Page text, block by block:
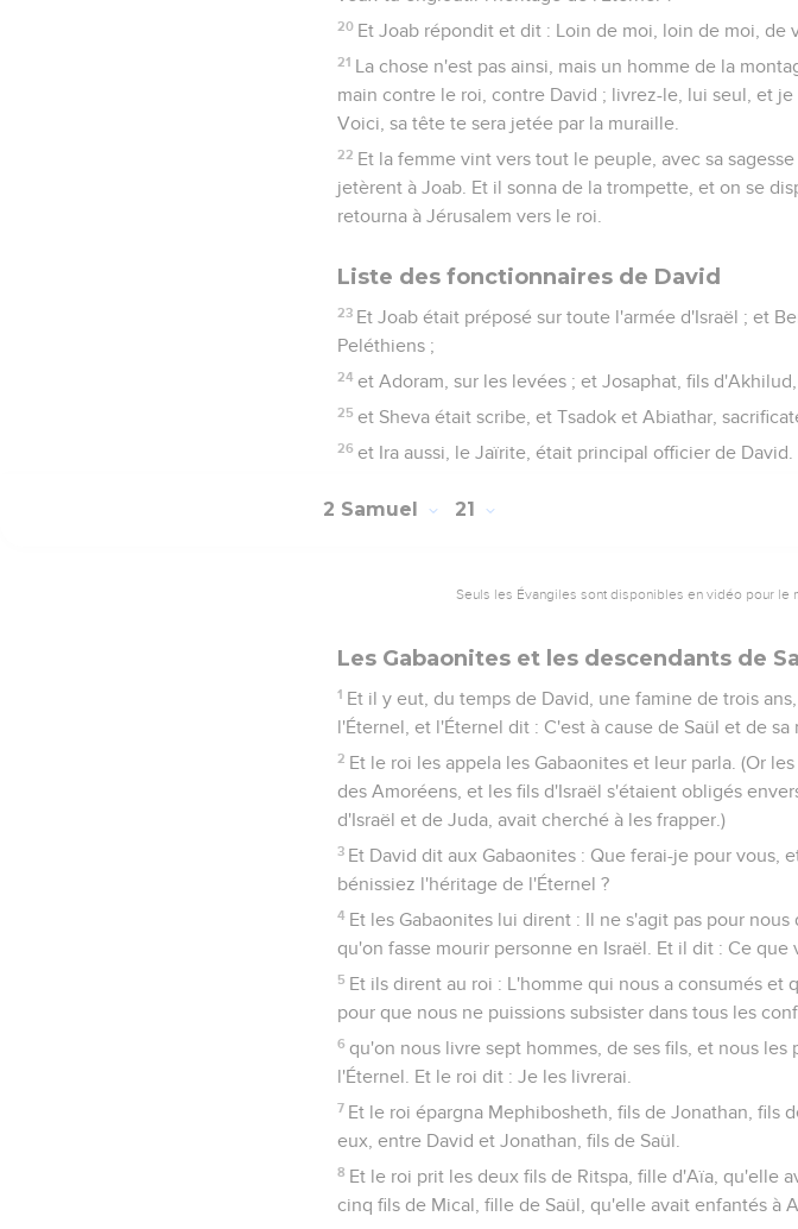
20 Et Joab répondit et dit : Loin de moi, loin de moi, de
21 La chose n'est pas ainsi, mais un homme de la
main contre le roi, contre David ; livrez-le, lui seul, et
Voici, sa tête te sera jetée par la muraille.
22 Et la femme vint vers tout le peuple, avec sa
jetèrent à Joab. Et il sonna de la trompette, et on se
retourna à Jérusalem vers le roi.
Liste des fonctionnaires de David
23 Et Joab était préposé sur toute l'armée d'Israël ; et
Peléthiens ;
24 et Adoram, sur les levées ; et Josaphat, fils
25 et Sheva était scribe, et Tsadok et Abiathar,
26 et Ira aussi, le Jaïrite, était principal officier de David.
2 Samuel 21
Seuls les Évangiles sont disponibles en vidéo pour le
Les Gabaonites et les descendants de
1 Et il y eut, du temps de David, une famine de trois
l'Éternel, et l'Éternel dit : C'est à cause de Saül et de
2 Et le roi les appela les Gabaonites et leur parla. (Or
des Amoréens, et les fils d'Israël s'étaient obligés
d'Israël et de Juda, avait cherché à les frapper.)
3 Et David dit aux Gabaonites : Que ferai-je pour vous,
bénissiez l'héritage de l'Éternel ?
4 Et les Gabaonites lui dirent : Il ne s'agit pas pour
qu'on fasse mourir personne en Israël. Et il dit : Ce que
5 Et ils dirent au roi : L'homme qui nous a consumés et
pour que nous ne puissions subsister dans tous les
6 qu'on nous livre sept hommes, de ses fils, et nous
l'Éternel. Et le roi dit : Je les livrerai.
7 Et le roi épargna Mephibosheth, fils de Jonathan, fils
eux, entre David et Jonathan, fils de Saül.
8 Et le roi prit les deux fils de Ritspa, fille d'Aïa, qu'elle
cinq fils de Mical, fille de Saül, qu'elle avait enfantés à